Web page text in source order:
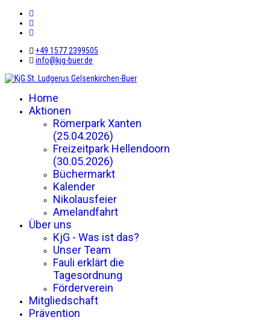
+49 1577 2399505
info@kjg-buer.de
Home
Aktionen
Römerpark Xanten
(25.04.2026)
Freizeitpark Hellendoorn
(30.05.2026)
Büchermarkt
Kalender
Nikolausfeier
Amelandfahrt
Über uns
KjG - Was ist das?
Unser Team
Fauli erklärt die
Tagesordnung
Förderverein
Mitgliedschaft
Prävention